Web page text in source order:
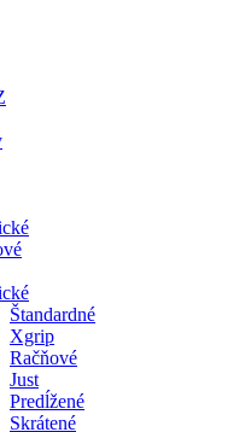
Štandardné
Xgrip
Račňové
Just
Predĺžené
Skrátené